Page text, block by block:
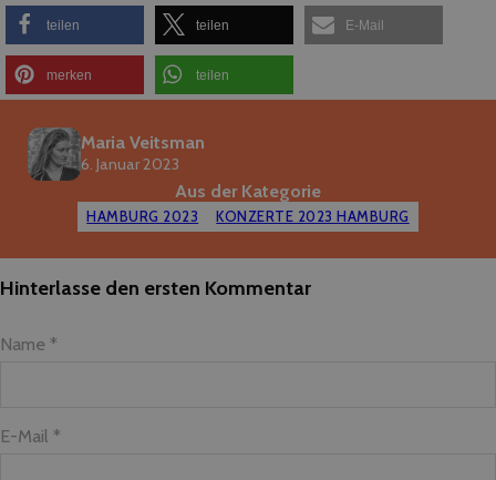
teilen teilen E-Mail
merken teilen
Maria Veitsman
6. Januar 2023
Aus der Kategorie
HAMBURG 2023 KONZERTE 2023 HAMBURG
Hinterlasse den ersten Kommentar
Name *
E-Mail *